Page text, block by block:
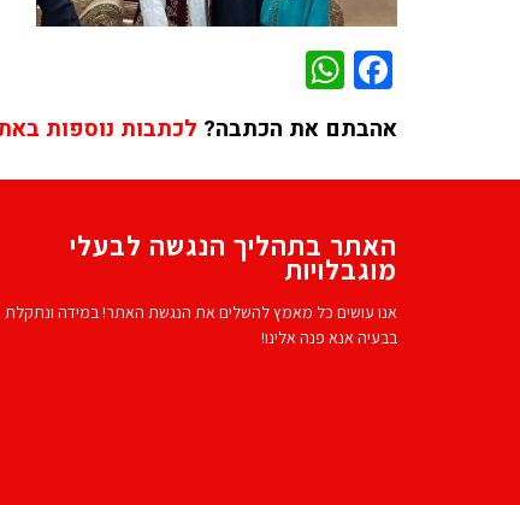
Facebook
אהבתם את הכתבה? לכתבות נוספות
האתר בתהליך הנגשה לבעלי
מוגבלויות
אנו עושים כל מאמץ להשלים את הנגשת האתר! במידה ונתקלת
בבעיה אנא פנה אלינו!